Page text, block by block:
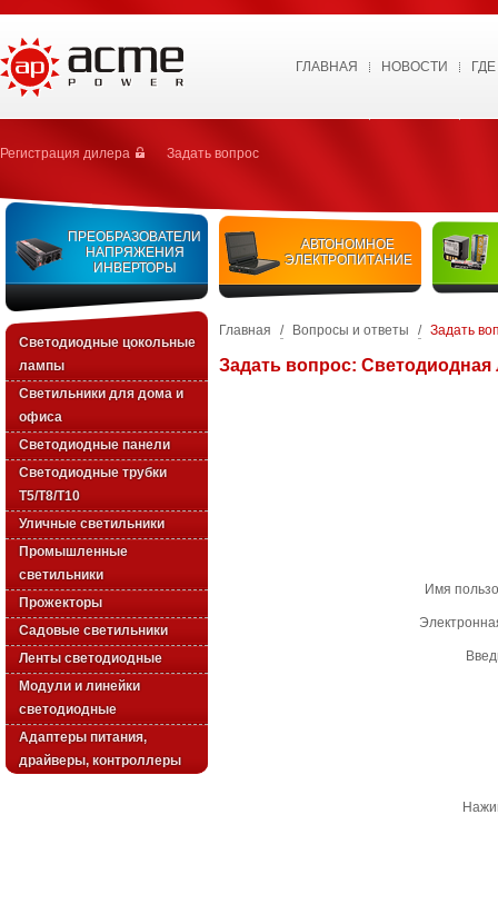
ГЛАВНАЯ НОВОСТИ
Регистрация дилера Задать вопрос
ПРЕОБРАЗОВАТЕЛИ
НАПРЯЖЕНИЯ
ИНВЕРТОРЫ
АВТОНОМНОЕ
ЭЛЕКТРОПИТАНИЕ
Светодиодные цокольные
лампы
Светильники для дома и
офиса
Светодиодные панели
Светодиодные трубки
T5/T8/T10
Уличные светильники
Промышленные
светильники
Прожекторы
Садовые светильники
Ленты светодиодные
Модули и линейки
светодиодные
Адаптеры питания,
драйверы, контроллеры
Главная / Вопросы и ответы / Задать
Задать вопрос: Светодиодная
Имя